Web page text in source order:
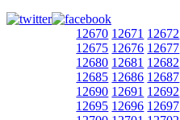
12670 12671 12672
12675 12676 12677
12680 12681 12682
12685 12686 12687
12690 12691 12692
12695 12696 12697